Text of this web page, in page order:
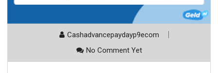
Cashadvancepaydayp9ecom
No Comment Yet